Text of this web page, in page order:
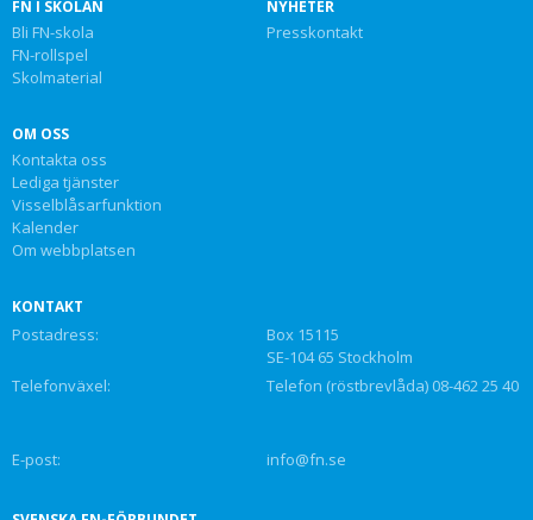
FN I SKOLAN
Bli FN-skola
FN-rollspel
Skolmaterial
NYHETER
Presskontakt
OM OSS
Kontakta oss
Lediga tjänster
Visselblåsarfunktion
Kalender
Om webbplatsen
KONTAKT
Postadress:
Box 15115
SE-104 65 Stockholm
Telefonväxel:
Telefon (röstbrevlåda) 08-462 25 40
E-post: info@fn.se